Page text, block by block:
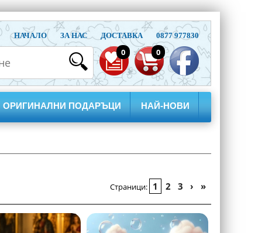
НАЧАЛО ЗА НАС ДОСТАВКА 0877 977830
0 0
ОРИГИНАЛНИ ПОДАРЪЦИ НАЙ-НОВИ
Страници: 1 2 3 › »